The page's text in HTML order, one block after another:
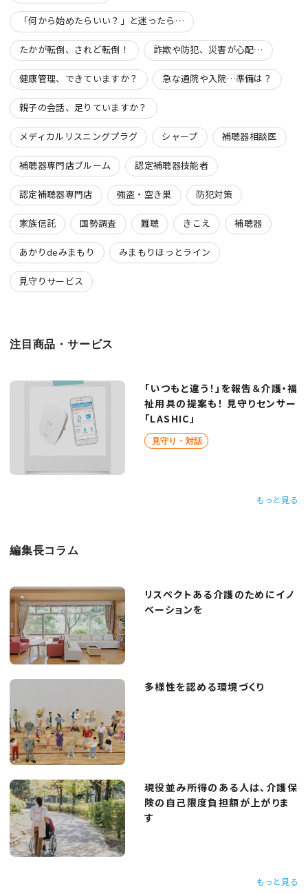
「何から始めたらいい？」と迷ったら…
たかが転倒、されど転倒！ 詐欺や防犯、災害が心配…
健康管理、できていますか？ 急な通院や入院…準備は？
親子の会話、足りていますか？
メディカルリスニングプラグ シャープ 補聴器相談医
補聴器専門店ブルーム 認定補聴器技能者
認定補聴器専門店 強盗・空き巣 防犯対策
家族信託 国勢調査 難聴 きこえ 補聴器
あかりdeみまもり みまもりほっとライン
見守りサービス
注目商品・サービス
「いつもと違う！」を報告＆介護・福
祉用具の提案も！ 見守りセンサー
「LASHIC」
見守り・対話
もっと見る
編集長コラム
リスペクトある介護のためにイノ
ベーションを
多様性を認める環境づくり
現役並み所得のある人は、介護保
険の自己限度負担額が上がりま
す
もっと見る